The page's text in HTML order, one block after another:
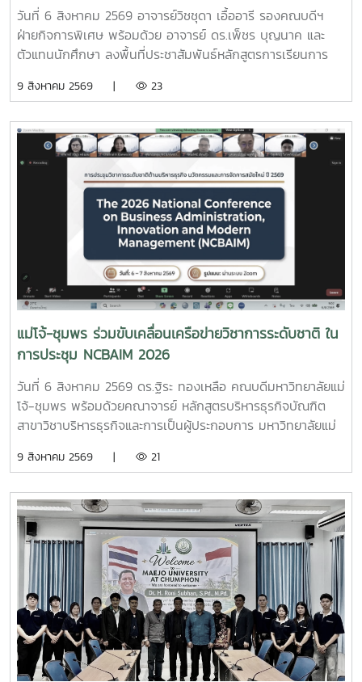
วันที่ 6 สิงหาคม 2569 อาจารย์วิชชุดา เอื้ออารี รองคณบดีฯ
ฝ่ายกิจการพิเศษ พร้อมด้วย อาจารย์ ดร.เพ็ชร บุญนาค และ
ตัวแทนนักศึกษา ลงพื้นที่ประชาสัมพันธ์หลักสูตรการเรียนการ
รับสมัครนักศึกษาใหม่ ประจำปีการศึกษา 2570 ณ โรงเรียนสวน
นี้ เพื่อเผยแพร่ข้อมูลเกี่ยวกับหลักสูตรที่เปิดสอนของมหาวิทยาลัย
แม่โจ้-ชุมพร แนวทางการจัดการเรียนการสอน สวัสดิการ รวม
ถึงข้อมูลการรับสมัครเข้าศึกษาต่อในระดับปริญญาตรี ประจำปี
การศึกษา 2570 เพื่อให้นักเรียนได้รับข้อมูลที่ถูกต้อง สามารถนำ
ไปวางแผนประกอบการตัดสินใจศึกษาต่อได้อย่างเหมาะสม
บรรยากาศเป็นไปอย่างอบอุ่น นักเรียนให้ความสนใจเข้าร่วมรับ
ฟังข้อมูลเป็นจำนวนมาก พร้อมทั้งสอบถามรายละเอียดเกี่ยวกับ
หลักสูตร การเรียนการสอน ทุนการศึกษา ชีวิตในรั้วมหาวิทยาลัย
การเตรียมตัวเข้าศึกษาต่อในระดับอุดมศึกษา เป็นต้น
9 สิงหาคม 2569 | 23
แม่โจ้-ชุมพร ร่วมขับเคลื่อนเครือข่ายวิชาการระดับชาติ ใน
การประชุม NCBAIM 2026
วันที่ 6 สิงหาคม 2569 ดร.ฐิระ ทองเหลือ คณบดีมหาวิทยาลัยแม่
โจ้-ชุมพร พร้อมด้วยคณาจารย์ หลักสูตรบริหารธุรกิจบัณฑิต
สาขาวิชาบริหารธุรกิจและการเป็นผู้ประกอบการ มหาวิทยาลัยแม่
การประชุมวิชาการระดับชาติ ด้านบริหารธุรกิจ นวัตกรรมและการ
Administration, Innovation and Modern Management :
NCBAIM 2026)การประชุมวิชาการในครั้งนี้เปิดโอกาสให้นัก
วิชาการ นักวิจัย คณาจารย์ นิสิต นักศึกษา และบุคคลทั่วไปที่
สนใจ ร่วมเผยแพร่ผลงานทางวิชาการ แลกเปลี่ยนองค์ความรู้
และสร้างเครือข่ายความร่วมมือทางวิชาการ เพื่อพัฒนาองค์
ความรู้สู่การประยุกต์ใช้ในภาคธุรกิจและสังคม ซึ่งจัดขึ้นระหว่าง
วันที่ 6-7 สิงหาคม 2569 ซึ่งจัดโดย วิทยาลัยนวัตกรรมและการ
จัดการมหาวิทยาลัยราชภัฏสวนสุนันทา
9 สิงหาคม 2569 | 21